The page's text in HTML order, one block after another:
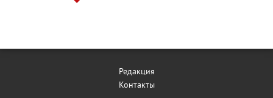
Редакция
Контакты